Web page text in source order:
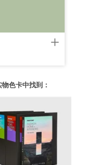
色卡中找到：